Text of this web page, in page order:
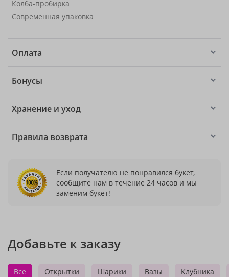
Колба-пробирка
Современная упаковка
Оплата
Бонусы
Хранение и уход
Правила возврата
Если получателю не понравился букет,
сообщите нам в течение 24 часов и мы
заменим букет!
Добавьте к заказу
Все Открытки Шарики Вазы Клубника